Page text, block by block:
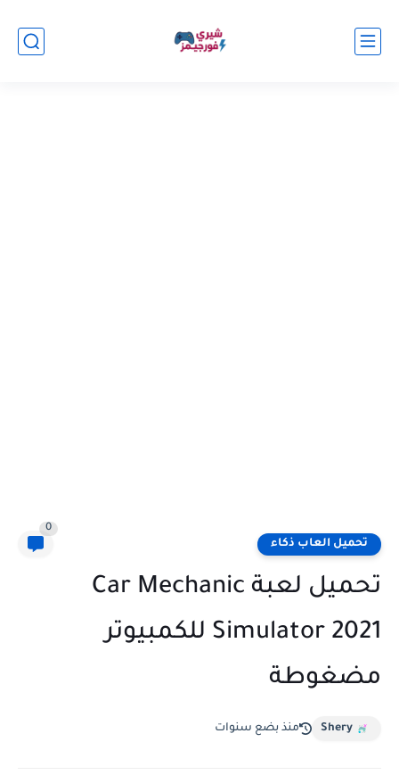
تحميل العاب ذكاء
0
تحميل لعبة Car Mechanic
Simulator 2021 للكمبيوتر
مضغوطة
Shery منذ بضع سنوات